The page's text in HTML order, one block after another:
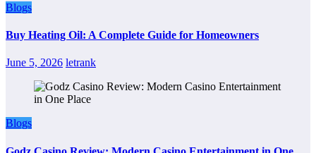
Blogs
Buy Heating Oil: A Complete Guide for Homeowners
June 5, 2026 letrank
Blogs